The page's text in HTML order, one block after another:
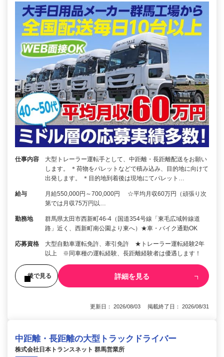
仕事内容
大型トレーラー運転手として、中距離・長距離配送をお願い
します。 ＊荷物をパレットなどで積み込み、目的地に向けて
出発します。 ＊目的地到着後は現地にてパレット…
給与
月給550,000円～700,000円 ☆平均月収60万円（頑張り次
第では月収75万円以…
勤務地
群馬県太田市西新町46-4（国道354号線「東毛広域幹線道
路」近く、西新町南公園より東へ）★車・バイク通勤OK
応募資格
大型自動車運転免許、牽引免許 ★トレーラー運転経験2年
以上 ※同車種の運転経験、長距離経験者は優遇します！
後で見る 詳細を見る
更新日： 2026/08/03 掲載終了日： 2026/08/31
中距離・長距離の大型トラックドライバー
株式会社日本トランスネット 群馬営業所